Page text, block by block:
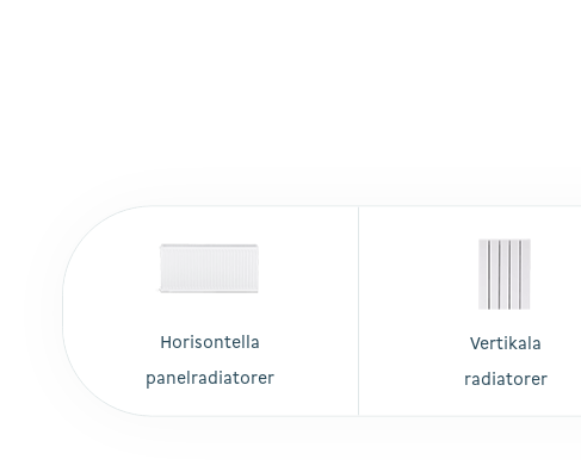
Horisontella
panelradiatorer
Vertikala
radiatorer